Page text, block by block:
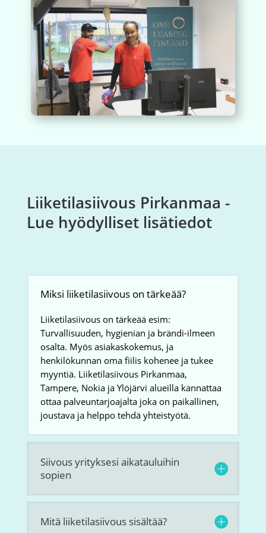
Liiketilasiivous Pirkanmaa -
Lue hyödylliset lisätiedot
Miksi liiketilasiivous on tärkeää?
Liiketilasiivous on tärkeää esim:
Turvallisuuden, hygienian ja brändi-ilmeen
osalta. Myös asiakaskokemus, ja
henkilökunnan oma fiilis kohenee ja tukee
myyntiä. Liiketilasiivous Pirkanmaa,
Tampere, Nokia ja Ylöjärvi alueilla kannattaa
ottaa palveuntarjoajalta joka on paikallinen,
joustava ja helppo tehdä yhteistyötä.
Siivous yrityksesi aikatauluihin
sopien
Mitä liiketilasiivous sisältää?